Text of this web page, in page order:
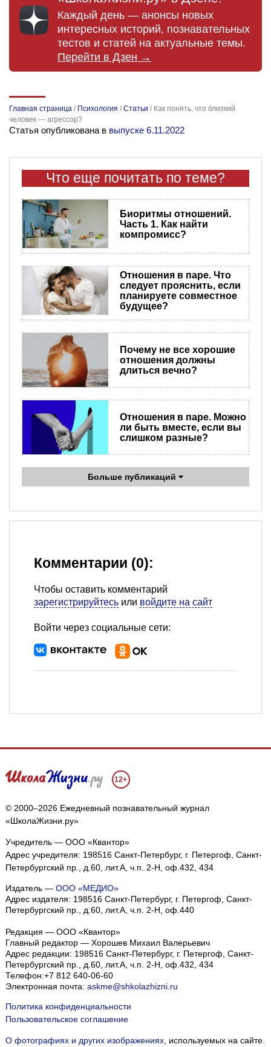
Каждый день — анонсы новых
интересных историй, познавательных
тестов и статей на актуальные темы.
Перейти в Дзен →
Главная страница / Психология /Статьи / Как понять, что близкий
человек — агрессор?
Статья опубликована в выпуске 6.11.2022
Что еще почитать по теме?
Биоритмы отношений.
Часть 1. Как найти
компромисс?
Отношения в паре. Что
следует прояснить, если
планируете совместное
будущее?
Почему не все хорошие
отношения должны
длиться вечно?
Отношения в паре. Можно
ли быть вместе, если вы
слишком разные?
Больше публикаций
Комментарии (0):
Чтобы оставить комментарий
зарегистрируйтесь или войдите на сайт
Войти через социальные сети:
12+
© 2000–2026 Ежедневный познавательный журнал
«ШколаЖизни.ру»
Учредитель — ООО «Квантор»
Адрес учредителя: 198516 Санкт-Петербург, г. Петергоф, Санкт-
Петербургский пр., д.60, лит.А, ч.п. 2-Н, оф.432, 434
Издатель — ООО «МЕДИО»
Адрес издателя: 198516 Санкт-Петербург, г. Петергоф, Санкт-
Петербургский пр., д.60, лит.А, ч.п. 2-Н, оф.440
Редакция — ООО «Квантор»
Главный редактор — Хорошев Михаил Валерьевич
Адрес редакции: 198516 Санкт-Петербург, г. Петергоф, Санкт-
Петербургский пр., д.60, лит.А, ч.п. 2-Н, оф.432, 434
Телефон:+7 812 640-06-60
Электронная почта: askme@shkolazhizni.ru
Политика конфиденциальности
Пользовательское соглашение
О фотографиях и других изображениях, используемых на сайте.